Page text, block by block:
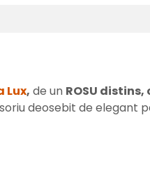
Lux, de un ROSU
deosebit de elegant